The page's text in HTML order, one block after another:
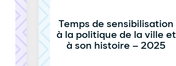
Temps de sensibilisation
à la politique de la ville et
à son histoire – 2025